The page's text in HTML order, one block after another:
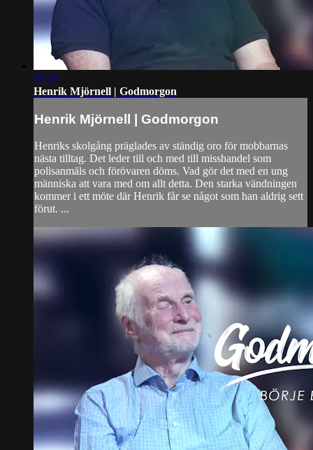
59:29
Henrik Mjörnell | Godmorgon
Henrik Mjörnell | Godmorgon
Henriks skolgång präglades av ständig oro för mobbarnas
nästa tilltag. Det leder till och med till misshandel som
polisanmäls och förövaren döms. Vad gör det med en ung
människa att vara med om allt detta. Den starka vändningen
kommer i ett möte där Henrik får se något som han aldrig sett
förut. ...